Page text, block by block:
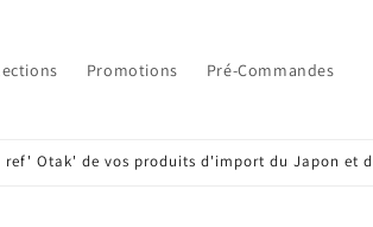
Promotions Pré-Commandes
ref' Otak' de vos produits d'import du Japon et